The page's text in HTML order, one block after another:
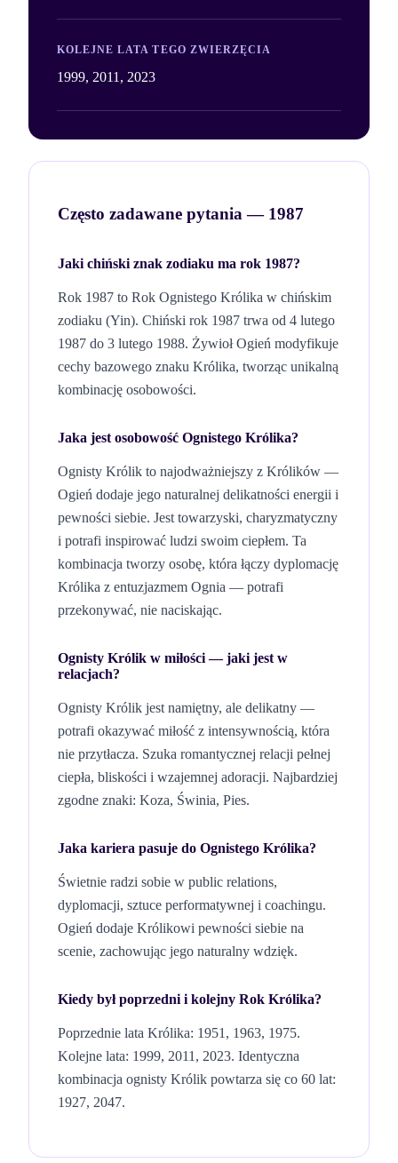
KOLEJNE LATA TEGO ZWIERZĘCIA
1999, 2011, 2023
Często zadawane pytania — 1987
Jaki chiński znak zodiaku ma rok 1987?
Rok 1987 to Rok Ognistego Królika w chińskim
zodiaku (Yin). Chiński rok 1987 trwa od 4 lutego
1987 do 3 lutego 1988. ŻywiołOgień modyfikuje
cechy bazowego znaku Królika, tworząc unikalną
kombinację osobowości.
Jaka jest osobowość Ognistego Królika?
Ognisty Królik to najodważniejszy z Królików —
Ogień dodaje jego naturalnej delikatności energii i
pewności siebie. Jest towarzyski, charyzmatyczny
i potrafi inspirować ludzi swoim ciepłem. Ta
kombinacja tworzy osobę, która łączy dyplomację
Królika z entuzjazmem Ognia — potrafi
przekonywać, nie naciskając.
Ognisty Królik w miłości — jaki jest w
relacjach?
Ognisty Królik jest namiętny, ale delikatny —
potrafi okazywać miłość z intensywnością, która
nie przytłacza. Szuka romantycznej relacji pełnej
ciepła, bliskości i wzajemnej adoracji. Najbardziej
zgodne znaki: Koza, Świnia, Pies.
Jaka kariera pasuje do Ognistego Królika?
Świetnie radzi sobie w public relations,
dyplomacji, sztuce performatywnej i coachingu.
Ogień dodaje Królikowi pewności siebie na
scenie, zachowując jego naturalny wdzięk.
Kiedy był poprzedni i kolejny Rok Królika?
Poprzednie lata Królika: 1951, 1963, 1975.
Kolejne lata: 1999, 2011, 2023. Identyczna
kombinacja ognisty Królik powtarza się co 60 lat:
1927, 2047.